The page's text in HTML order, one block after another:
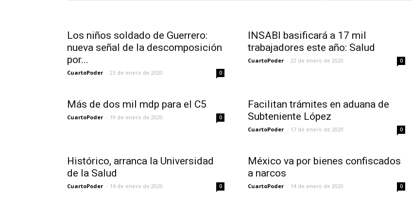
Los niños soldado de Guerrero:
nueva señal de la descomposición
por...
CuartoPoder - 23 de enero de 2020 0
INSABI basificará a 17 mil
trabajadores este año: Salud
CuartoPoder - 22 de enero de 2020 0
Más de dos mil mdp para el C5
CuartoPoder - 19 de enero de 2020 0
Facilitan trámites en aduana de
Subteniente López
CuartoPoder - 17 de enero de 2020 0
Histórico, arranca la Universidad
de la Salud
CuartoPoder - 14 de enero de 2020 0
México va por bienes confiscados
a narcos
CuartoPoder - 14 de enero de 2020 0